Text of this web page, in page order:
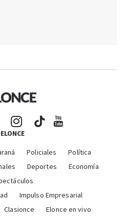
ELONCE
Policiales
Política
Deportes
Economía
Impulso Empresarial
Clasionce
Elonce en vivo